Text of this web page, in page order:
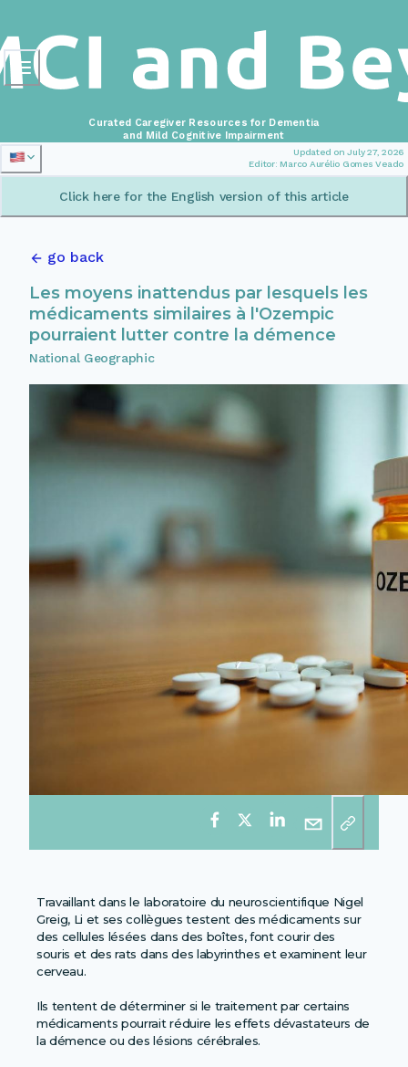
Updated on July 27, 2026
Editor: Marco Aurélio Gomes Veado
Curated Caregiver Resources for Dementia
and Mild Cognitive Impairment
Click here for the English version of this article
go back
Les moyens inattendus par lesquels les
médicaments similaires à l'Ozempic
pourraient lutter contre la démence
National Geographic
Travaillant dans le laboratoire du neuroscientifique Nigel
Greig, Li et ses collègues testent des médicaments sur
des cellules lésées dans des boîtes, font courir des
souris et des rats dans des labyrinthes et examinent leur
cerveau.
Ils tentent de déterminer si le traitement par certains
médicaments pourrait réduire les effets dévastateurs de
la démence ou des lésions cérébrales.